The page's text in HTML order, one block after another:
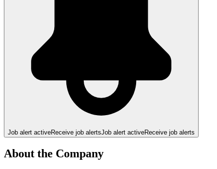
Job alert activeReceive job alertsJob alert activeReceive job alerts
About the Company